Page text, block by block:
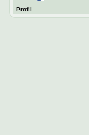
Profil